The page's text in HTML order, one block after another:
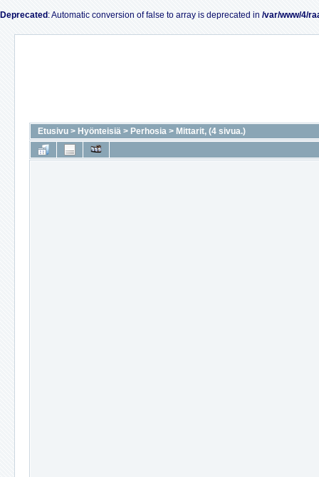
Deprecated : Automatic conversion of false to array is deprecated in /var/www/4/
Etusivu > Hyönteisiä > Perhosia > Mittarit, (4 sivua.)